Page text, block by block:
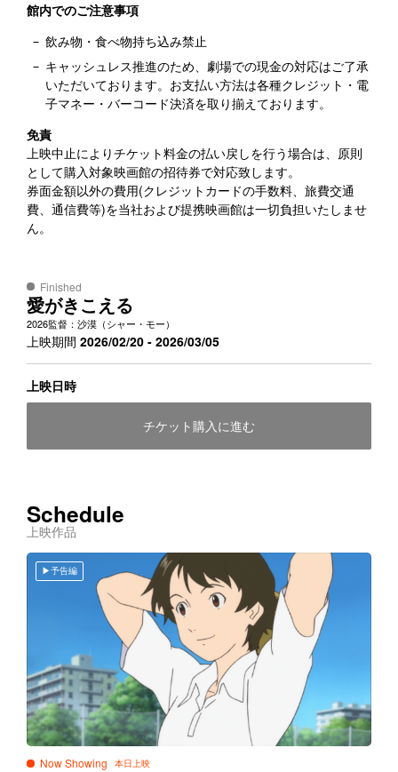
館内でのご注意事項
飲み物・食べ物持ち込み禁止
キャッシュレス推進のため、劇場での現金の対応はご了承
いただいております。お支払い方法は各種クレジット・電
子マネー・バーコード決済を取り揃えております。
免責
上映中止によりチケット料金の払い戻しを行う場合は、原則
として購入対象映画館の招待券で対応致します。
券面金額以外の費用(クレジットカードの手数料、旅費交通
費、通信費等)を当社および提携映画館は一切負担いたしませ
ん。
Finished
愛がきこえる
2026監督：沙漠（シャー・モー）
上映期間 2026/02/20 - 2026/03/05
上映日時
チケット購入に進む
Schedule
上映作品
予告編
Now Showing